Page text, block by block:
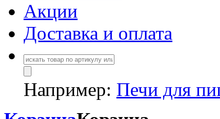
Акции
Доставка и оплата
Например: Печи для